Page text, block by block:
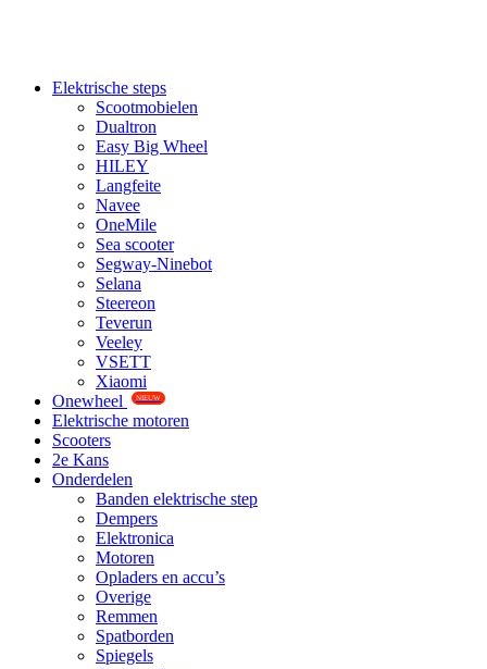
Elektrische steps
Scootmobielen
Dualtron
Easy Big Wheel
HILEY
Langfeite
Navee
OneMile
Sea scooter
Segway-Ninebot
Selana
Steereon
Teverun
Veeley
VSETT
Xiaomi
Onewheel
NIEUW
Elektrische motoren
Scooters
2e Kans
Onderdelen
Banden elektrische step
Dempers
Elektronica
Motoren
Opladers en accu’s
Overige
Remmen
Spatborden
Spiegels